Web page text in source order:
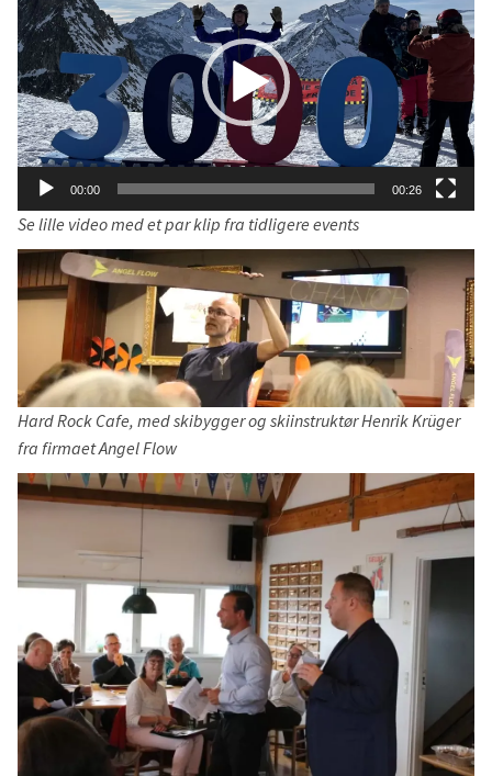
00:00 00:26
Se lille video med et par klip fra tidligere events
Hard Rock Cafe, med skibygger og skiinstruktør Henrik Krüger
fra firmaet Angel Flow